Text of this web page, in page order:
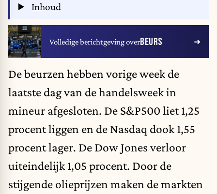
Inhoud
Volledige berichtgeving overBEURS
De beurzen hebben vorige week de
laatste dag van de handelsweek in
mineur afgesloten. De S&P500 liet 1,25
procent liggen en de Nasdaq dook 1,55
procent lager. De Dow Jones verloor
uiteindelijk 1,05 procent. Door de
stijgende olieprijzen maken de markten